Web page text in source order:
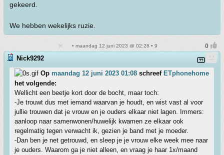
gekeerd.
We hebben wekelijks ruzie.
• maandag 12 juni 2023 @ 02:28 • 9
Nick9292
Op maandag 12 juni 2023 01:08 schreef ETphonehome
het volgende:
Wellicht een beetje kort door de bocht, maar toch:
-Je trouwt dus met iemand waarvan je houdt, en wist vast al voor
jullie trouwen dat je vrouw en je ouders elkaar niet lagen. Immers:
aanloop naar samenwonen/huwelijk kwamen ze elkaar ook
regelmatig tegen verwacht ik, gezien je band met je moeder.
-Dan ben je net getrouwd, en sleep je je vrouw elke week mee naar
je ouders. Waarom ga je niet alleen, en vraag je haar 1x/maand